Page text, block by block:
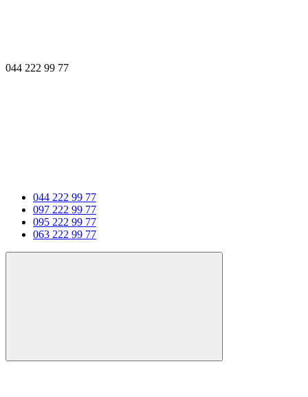
044 222 99 77
044 222 99 77
097 222 99 77
095 222 99 77
063 222 99 77